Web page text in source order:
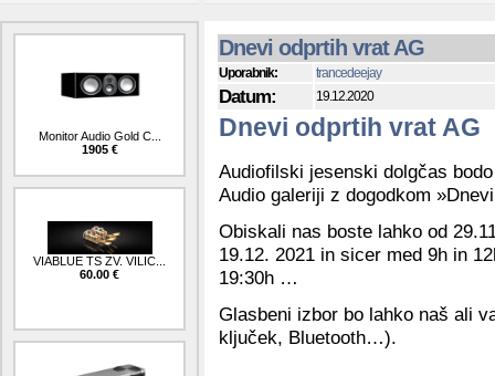
Monitor Audio Gold C...
1905 €
VIABLUE TS ZV. VILIC...
60.00 €
Dnevi odprtih vrat AG
Uporabnik: trancedeejay
Datum: 19.12.2020
Dnevi odprtih vrat AG
Audiofilski jesenski dolgčas
Audio galeriji z dogodkom
Obiskali nas boste lahko od
19.12. 2021 in sicer med 9h in
19:30h …
Glasbeni izbor bo lahko naš ali
ključek, Bluetooth…).